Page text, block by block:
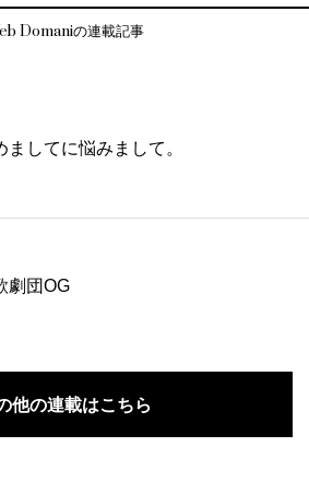
Domaniの連載記事
ましてに悩みまして。
劇団OG
他の連載はこちら